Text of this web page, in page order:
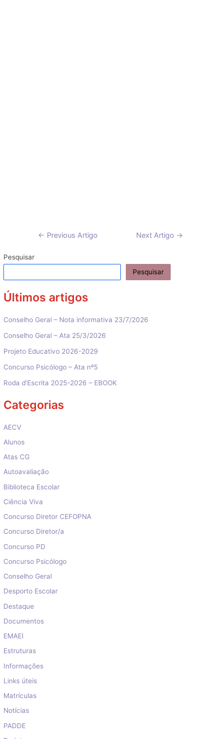
Navegação
artigos
← Previous Artigo Next Artigo →
Pesquisar
Pesquisar
Últimos artigos
Conselho Geral – Nota informativa 23/7/2026
Conselho Geral – Ata 25/3/2026
Projeto Educativo 2026-2029
Concurso Psicólogo – Ata nº5
Roda d’Escrita 2025-2026 – EBOOK
Categorias
AECV
Alunos
Atas CG
Autoavaliação
Biblioteca Escolar
Ciência Viva
Concurso Diretor CEFOPNA
Concurso Diretor/a
Concurso PD
Concurso Psicólogo
Conselho Geral
Desporto Escolar
Destaque
Documentos
EMAEI
Estruturas
Informações
Links úteis
Matrículas
Notícias
PADDE